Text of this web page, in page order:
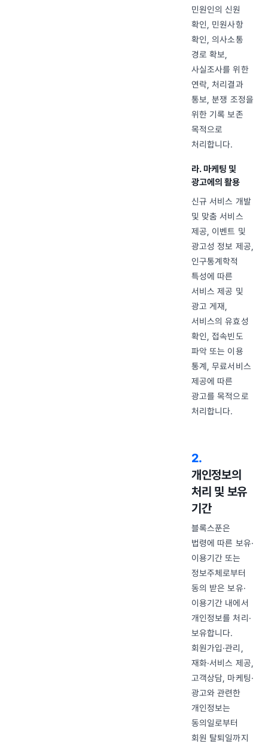
민원인의 신원
확인, 민원사항
확인, 의사소통
경로 확보,
사실조사를 위한
연락, 처리결과
통보, 분쟁 조정을
위한 기록 보존
목적으로
처리합니다.
라. 마케팅 및
광고에의 활용
신규 서비스 개발
및 맞춤 서비스
제공, 이벤트 및
광고성 정보 제공,
인구통계학적
특성에 따른
서비스 제공 및
광고 게재,
서비스의 유효성
확인, 접속빈도
파악 또는 이용
통계, 무료서비스
제공에 따른
광고를 목적으로
처리합니다.
2.
개인정보의
처리 및 보유
기간
블록스푼은
법령에 따른 보유·
이용기간 또는
정보주체로부터
동의 받은 보유·
이용기간 내에서
개인정보를 처리·
보유합니다.
회원가입·관리,
재화·서비스 제공,
고객상담, 마케팅·
광고와 관련한
개인정보는
동의일로부터
회원 탈퇴일까지